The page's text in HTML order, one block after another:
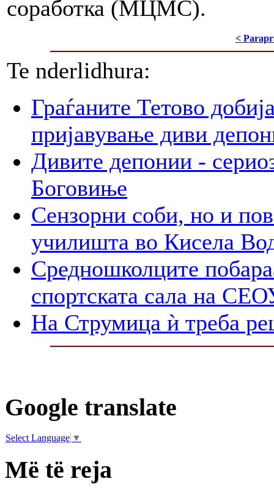
соработка (МЦМС).
<
Te nderlidhura:
Граѓаните Тетово
пријавување диви
Дивите депонии -
Боговиње
Сензорни соби, но и
училишта во Кисела
Средношколците
спортската сала на
На Струмица ѝ треба
Google translate
Select Language ▼
Më të reja